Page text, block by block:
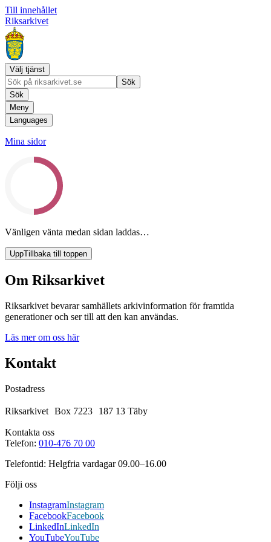
Till innehållet
Riksarkivet
Välj tjänst
Sök
Sök
Meny
Languages
Mina sidor
Vänligen vänta medan sidan laddas…
UppTillbaka till toppen
Om Riksarkivet
Riksarkivet bevarar samhällets arkivinformation för framtida
generationer och ser till att den kan användas.
Läs mer om oss här
Kontakt
Postadress
Riksarkivet Box 7223 187 13 Täby
Kontakta oss
Telefon: 010-476 70 00
Telefontid: Helgfria vardagar 09.00–16.00
Följi oss
InstagramInstagram
FacebookFacebook
LinkedInLinkedIn
YouTubeYouTube